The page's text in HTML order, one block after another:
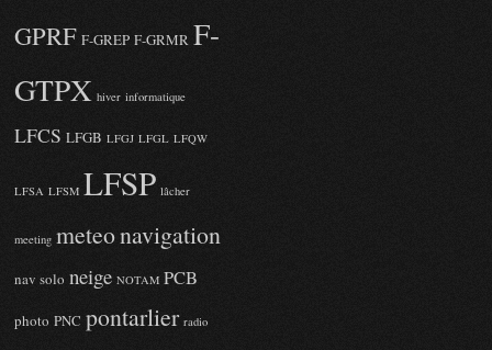
GPRF F-GREP F-GRMR F-
GTPX hiver informatique
LFCS LFGB LFGJ LFGL LFQW
LFSA LFSM LFSP lâcher
meeting meteonavigation
nav solo neige NOTAM PCB
photo PNC pontarlier radio